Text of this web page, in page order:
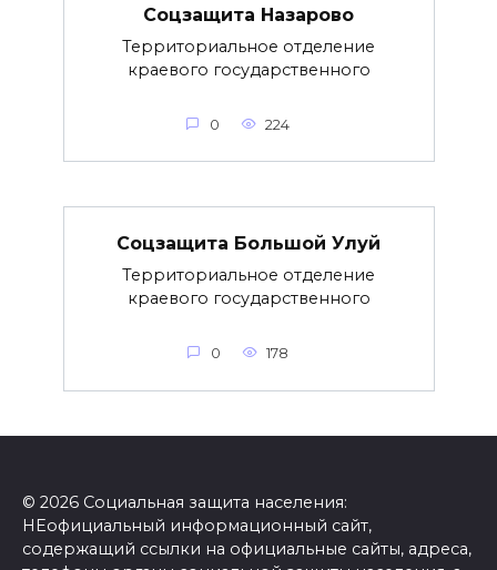
Соцзащита Назарово
Территориальное отделение
краевого государственного
0 224
Соцзащита Большой Улуй
Территориальное отделение
краевого государственного
0 178
© 2026 Социальная защита населения:
НЕофициальный информационный сайт,
содержащий ссылки на официальные сайты, адреса,